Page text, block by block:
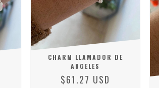
CHARM LLAMADOR DE
ANGELES
$61.27 USD